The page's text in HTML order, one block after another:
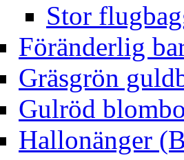
Stor
Föränderlig
Gräsgrön
Gulröd
Hallonänger